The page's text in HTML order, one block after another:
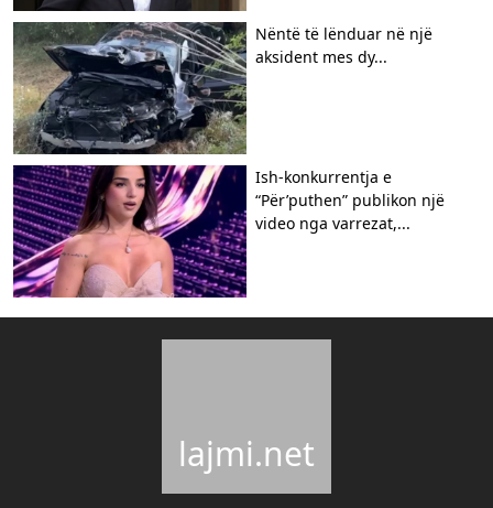
Nëntë të lënduar në një
aksident mes dy...
Ish-konkurrentja e
“Për’puthen” publikon një
video nga varrezat,...
lajmi.net